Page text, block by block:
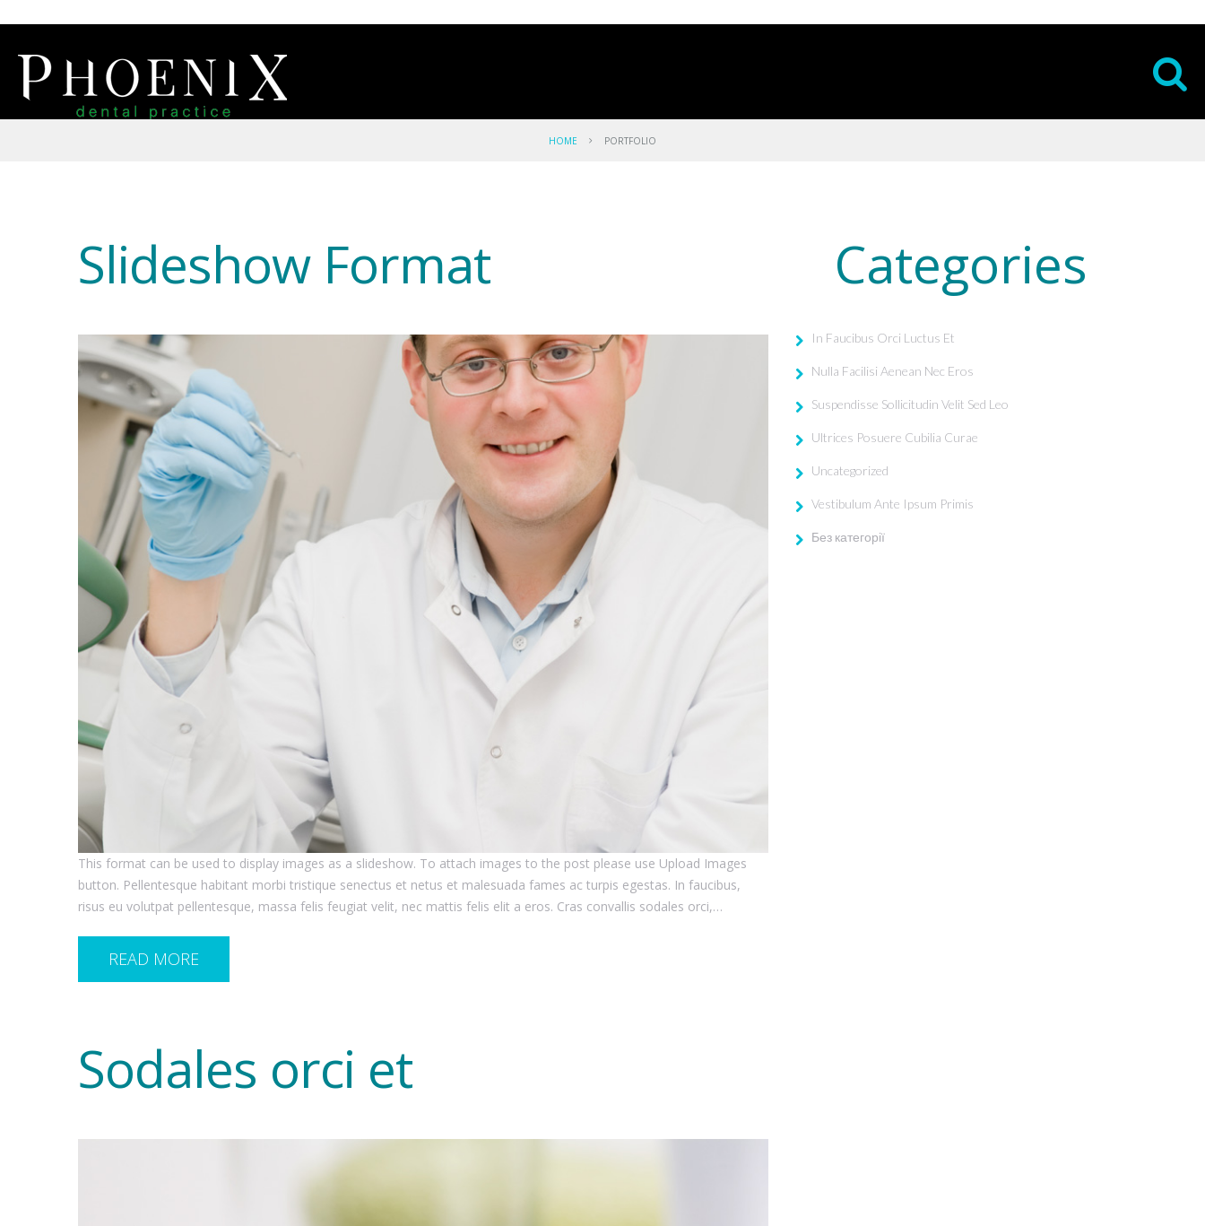
HOME PORTFOLIO
Slideshow Format
This format can be used to display images as a slideshow. To attach images to the post please use Upload Images
button. Pellentesque habitant morbi tristique senectus et netus et malesuada fames ac turpis egestas. In faucibus,
risus eu volutpat pellentesque, massa felis feugiat velit, nec mattis felis elit a eros. Cras convallis sodales orci,…
READ MORE
Sodales orci et
Categories
In Faucibus Orci Luctus Et
Nulla Facilisi Aenean Nec Eros
Suspendisse Sollicitudin Velit Sed Leo
Ultrices Posuere Cubilia Curae
Uncategorized
Vestibulum Ante Ipsum Primis
Без категорії